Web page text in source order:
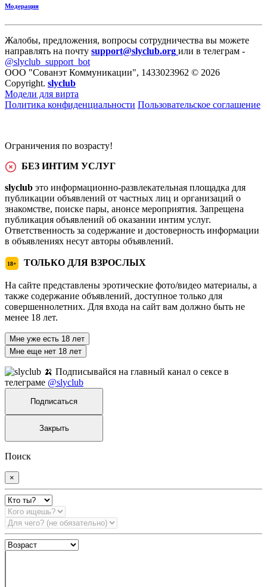
Модерация
Жалобы, предложения, вопросы сотрудничества вы можете
направлять на почту support@slyclub.org или в телеграм -
@slyclub_support_bot
ООО "Сованэт Коммуникации", 1433023962 © 2026
Copyright. slyclub
Модели для вирта
Политика конфиденциальности Пользовательское соглашение
Ограничения по возрасту!
БЕЗ ИНТИМ УСЛУГ
slyclub это информационно-развлекательная площадка для
публикации объявлений от частных лиц и организаций о
знакомстве, поиске пары, анонсе мероприятия. Запрещена
публикация объявлений об оказании интим услуг.
Ответственность за содержание и достоверность информации
в объявлениях несут авторы объявлений.
18+ ТОЛЬКО ДЛЯ ВЗРОСЛЫХ
На сайте представлены эротические фото/видео материалы, а
также содержание объявлений, доступное только для
совершеннолетних. Для входа на сайт вам должно быть не
менее 18 лет.
Мне уже есть 18 лет
Мне еще нет 18 лет
🍌 Подписывайся на главный канал о сексе в
телеграме @slyclub
Подписаться
Закрыть
Поиск
×